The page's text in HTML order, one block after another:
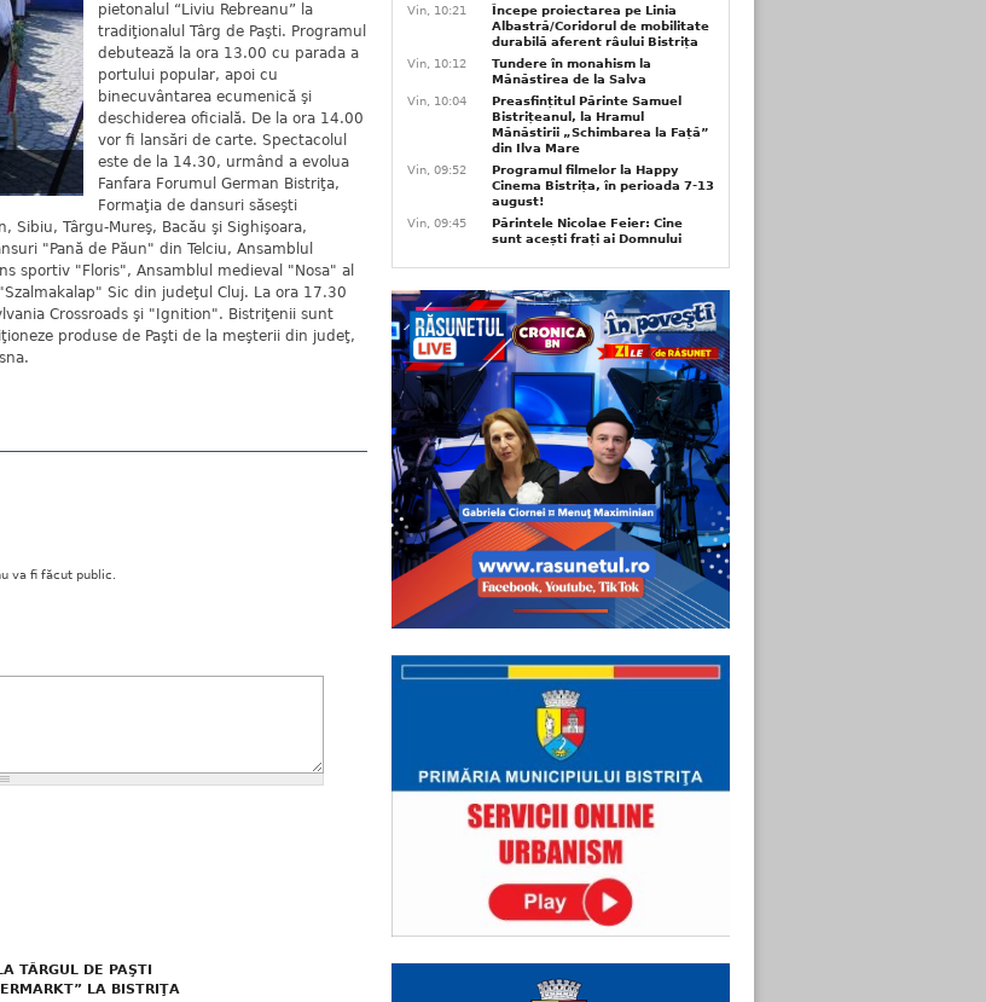
pietonalul “Liviu Rebreanu” la
tradiţionalul Târg de Paşti. Programul
debutează la ora 13.00 cu parada a
portului popular, apoi cu
binecuvântarea ecumenică şi
deschiderea oficială. De la ora 14.00
vor fi lansări de carte. Spectacolul
este de la 14.30, urmând a evolua
Fanfara Forumul German Bistriţa,
Formaţia de dansuri săseşti
Sibiu, Târgu-Mureş, Bacău şi Sighişoara,
"Pană de Păun" din Telciu, Ansamblul
sportiv "Floris", Ansamblul medieval "Nosa" al
Sic din judeţul Cluj. La ora 17.30
Crossroads şi "Ignition". Bistriţenii sunt
produse de Paşti de la meşterii din judeţ,
va fi făcut public.
TÂRGUL DE PAŞTI
LA BISTRIŢA
Vin, 10:21
Începe proiectarea pe Linia
Albastră/Coridorul de mobilitate
durabilă aferent râului Bistrița
Vin, 10:12
Tundere în monahism la
Mănăstirea de la Salva
Vin, 10:04
Preasfințitul Părinte Samuel
Bistrițeanul, la Hramul
Mănăstirii „Schimbarea la Față”
din Ilva Mare
Vin, 09:52
Programul filmelor la Happy
Cinema Bistrița, în perioada 7-13
august!
Vin, 09:45
Părintele Nicolae Feier: Cine
sunt acești frați ai Domnului